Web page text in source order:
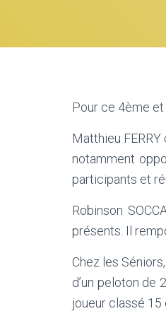
Pour ce 4ème
Matthieu
notamment
participants et
Robinson
présents. Il
Chez les
d’un peloton de
joueur classé